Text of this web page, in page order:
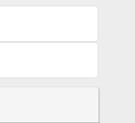
СПОЙЛЕРА